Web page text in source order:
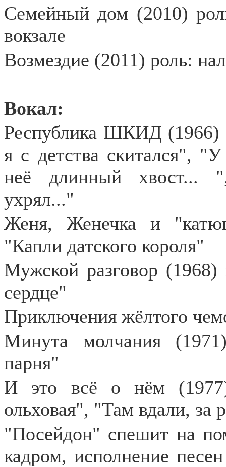
Семейный дом (2010)
вокзале
Возмездие (2011) роль:
Вокал:
Республика ШКИД (1966)
я с детства скитался",
неё длинный хвост...
ухрял..."
Женя, Женечка и
"Капли датского короля"
Мужской разговор
сердце"
Приключения жёлтого
Минута молчания
парня"
И это всё о нём (1977)
ольховая", "Там вдали, за
"Посейдон" спешит на
кадром, исполнение